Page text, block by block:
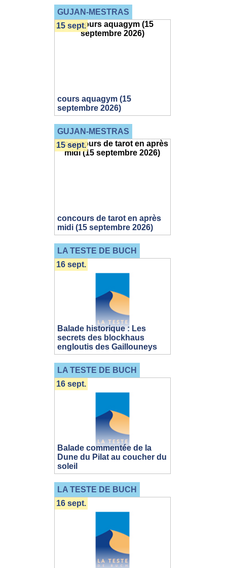
GUJAN-MESTRAS
cours aquagym (15
septembre 2026)
15 sept.
GUJAN-MESTRAS
concours de tarot en après
midi (15 septembre 2026)
15 sept.
LA TESTE DE BUCH
Balade historique : Les
secrets des blockhaus
engloutis des Gaillouneys
16 sept.
LA TESTE DE BUCH
Balade commentée de la
Dune du Pilat au coucher du
soleil
16 sept.
LA TESTE DE BUCH
16 sept.